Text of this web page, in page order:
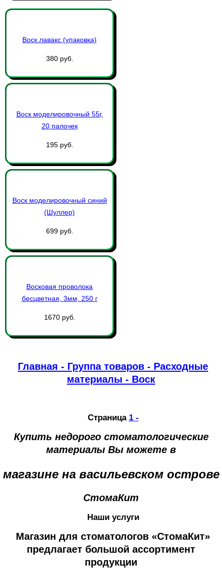
Воск лавакс (упаковка)
380 руб.
Воск моделировочный 55г,
20 палочек
195 руб.
Воск моделировочный синий
(Шуллер)
699 руб.
Восковая проволока
бесцветная, 3мм, 250 г
1670 руб.
Главная - Группа товаров - Расходные
материалы - Воск
Страница 1 -
Купить недорого стоматологические
материалы Вы можете в
магазине на васильевском острове
СтомаКит
Наши услуги
Магазин для стоматологов «СтомаКит»
предлагает большой ассортимент
продукции